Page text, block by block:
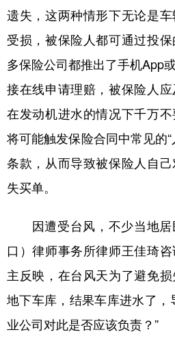
遗失，这两种情形下无论是
受损，被保险人都可通过投
多保险公司都推出了手机App
接在线申请理赔，被保险人应
在发动机进水的情况下千万
将可能触发保险合同中常见的
条款，从而导致被保险人自
失买单。
因遭受台风，不少当地居
口）律师事务所律师王佳琦
主反映，在台风天为了避免
地下车库，结果车库进水了，
业公司对此是否应该负责？”